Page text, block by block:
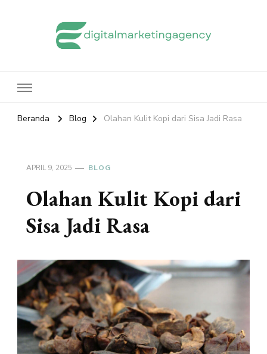
Beranda Blog Olahan Kulit Kopi dari Sisa Jadi Rasa
APRIL 9, 2025 BLOG
Olahan Kulit Kopi dari
Sisa Jadi Rasa